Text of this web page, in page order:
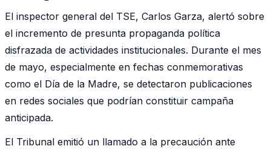
El inspector general del TSE, Carlos Garza, alertó sobre
el incremento de presunta propaganda política
disfrazada de actividades institucionales. Durante el mes
de mayo, especialmente en fechas conmemorativas
como el Día de la Madre, se detectaron publicaciones
en redes sociales que podrían constituir campaña
anticipada.
El Tribunal emitió un llamado a la precaución ante